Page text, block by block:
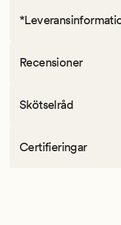
Recensioner
Skötselråd
Certifieringar